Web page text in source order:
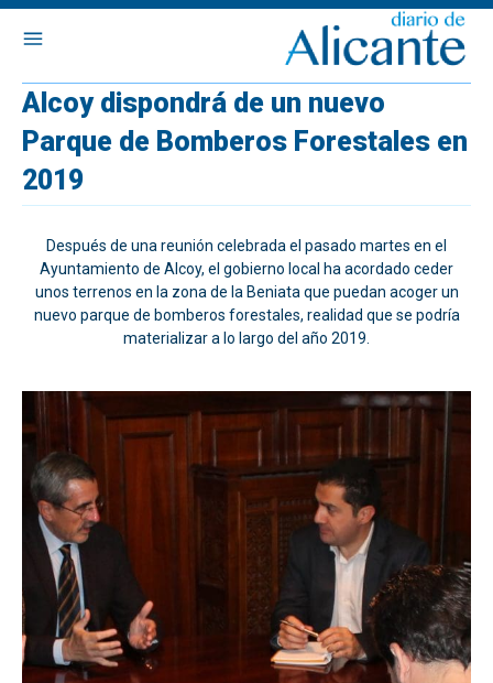
Alcoy dispondrá de un nuevo
Parque de Bomberos Forestales en
2019
Después de una reunión celebrada el pasado martes en el
Ayuntamiento de Alcoy, el gobierno local ha acordado ceder
unos terrenos en la zona de la Beniata que puedan acoger un
nuevo parque de bomberos forestales, realidad que se podría
materializar a lo largo del año 2019.